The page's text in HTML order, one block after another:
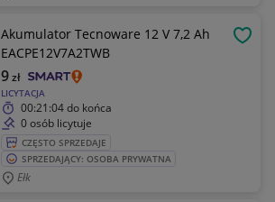
Akumulator Tecnoware 12 V 7,2 Ah
EACPE12V7A2TWB
LICYTACJA
9zł
00:21:04do końca
0 osób licytuje
CZĘSTO SPRZEDAJE
SPRZEDAJĄCY: OSOBA PRYWATNA
Ełk